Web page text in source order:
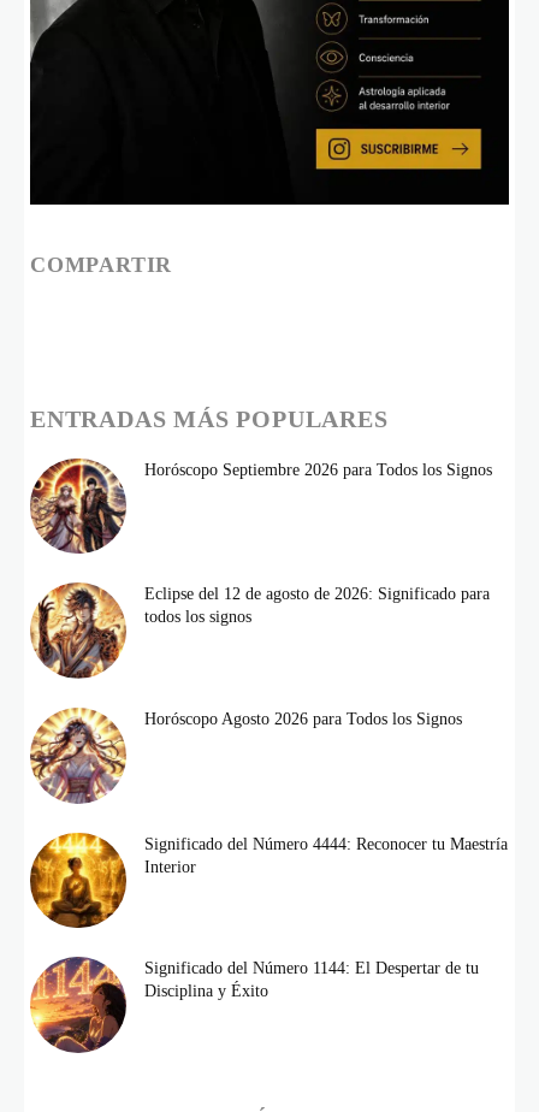
COMPARTIR
ENTRADAS MÁS POPULARES
Horóscopo Septiembre 2026 para Todos los Signos
Eclipse del 12 de agosto de 2026: Significado para
todos los signos
Horóscopo Agosto 2026 para Todos los Signos
Significado del Número 4444: Reconocer tu Maestría
Interior
Significado del Número 1144: El Despertar de tu
Disciplina y Éxito